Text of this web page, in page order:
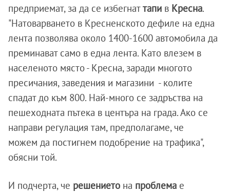
предприемат, за да се избегнаттапи в Кресна.
"Натоварването в Кресненското дефиле на една
лента позволява около 1400-1600 автомобила да
преминават само в една лента. Като влезем в
населеното място - Кресна, заради многото
пресичания, заведения и магазини - колите
спадат до към 800. Най-много се задръства на
пешеходната пътека в центъра на града. Ако се
направи регулация там, предполагаме, че
можем да постигнем подобрение на трафика",
обясни той.
И подчерта, че решението на проблема е